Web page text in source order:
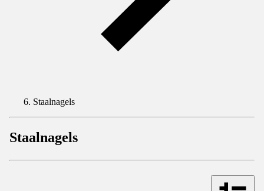
Staalnagels
Staalnagels